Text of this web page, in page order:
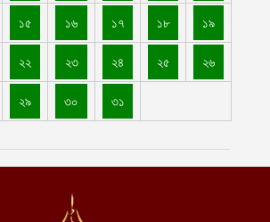
১৫ ১৬ ১৭ ১৮ ১৯
২২ ২৩ ২৪ ২৫ ২৬
২৯ ৩০ ৩১